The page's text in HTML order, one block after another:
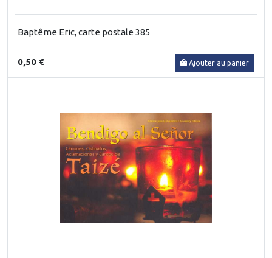
Baptême Eric, carte postale 385
0,50 € Ajouter au panier